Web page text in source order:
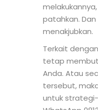
patahkan.
menakjubkan.
Terkait
tetap
Anda. Atau
tersebut,
untuk